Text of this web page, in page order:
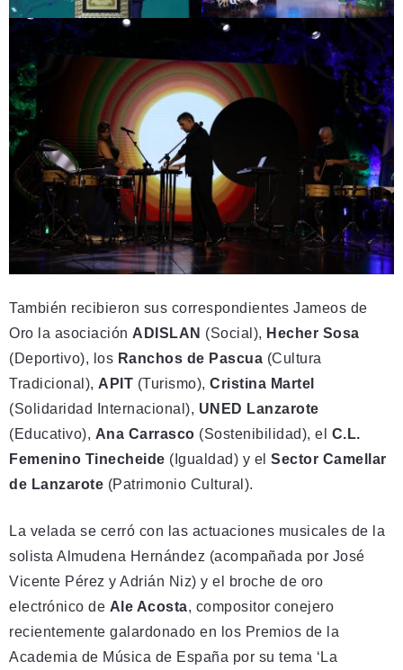
También recibieron sus correspondientes Jameos de
Oro la asociación ADISLAN (Social), Hecher Sosa
(Deportivo), los Ranchos de Pascua (Cultura
Tradicional), APIT (Turismo), Cristina Martel
(Solidaridad Internacional), UNED Lanzarote
(Educativo), Ana Carrasco (Sostenibilidad), el C.L.
Femenino Tinecheide (Igualdad) y el Sector Camellar
de Lanzarote (Patrimonio Cultural).
La velada se cerró con las actuaciones musicales de la
solista Almudena Hernández (acompañada por José
Vicente Pérez y Adrián Niz) y el broche de oro
electrónico de Ale Acosta, compositor conejero
recientemente galardonado en los Premios de la
Academia de Música de España por su tema ‘La